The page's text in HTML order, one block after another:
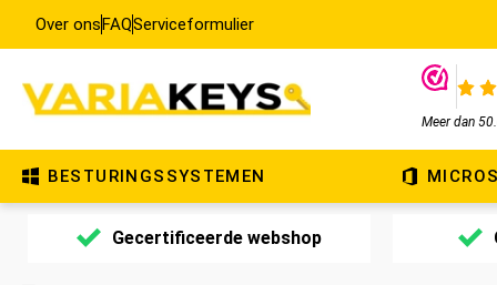
Ga naar de hoofdnavigatie
Over onsFAQServiceformulier
Meer dan
BESTURINGSSYSTEMEN
Gecertificeerde webshop